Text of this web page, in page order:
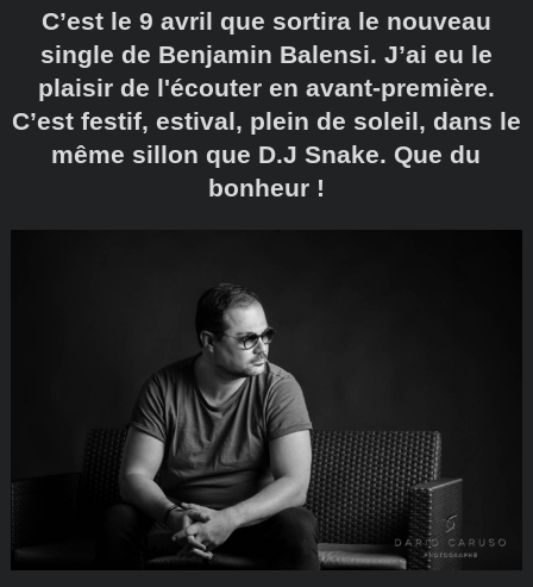
C’est le 9 avril que sortira le nouveau
single de Benjamin Balensi. J’ai eu le
plaisir de l'écouter en avant-première.
C’est festif, estival, plein de soleil, dans le
même sillon que D.J Snake. Que du
bonheur !